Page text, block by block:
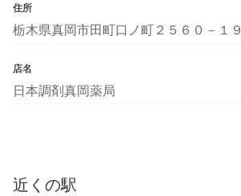
住所
栃木県真岡市田町口ノ町２５６０－１９
店名
日本調剤真岡薬局
近くの駅